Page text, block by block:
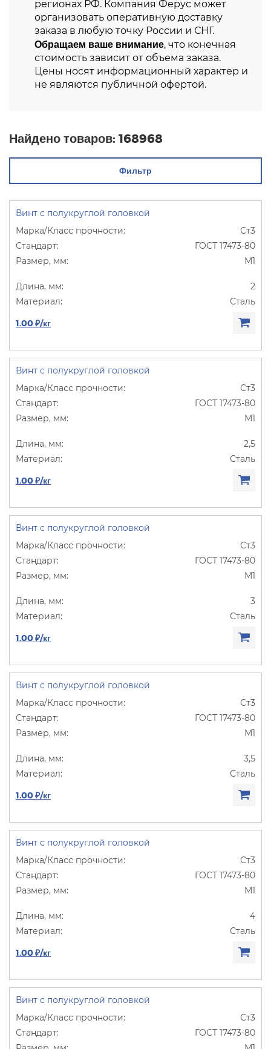
регионах РФ. Компания Ферус может
организовать оперативную доставку
заказа в любую точку России и СНГ.
Обращаем ваше внимание, что конечная
стоимость зависит от объема заказа.
Цены носят информационный характер и
не являются публичной офертой.
Найдено товаров: 168968
Фильтр
Винт с полукруглой головкой
Ст3
ГОСТ 17473-80
М1
2
Сталь
1.00 ₽/кг
Винт с полукруглой головкой
Ст3
ГОСТ 17473-80
М1
2,5
Сталь
1.00 ₽/кг
Винт с полукруглой головкой
Ст3
ГОСТ 17473-80
М1
3
Сталь
1.00 ₽/кг
Винт с полукруглой головкой
Ст3
ГОСТ 17473-80
М1
3,5
Сталь
1.00 ₽/кг
Винт с полукруглой головкой
Ст3
ГОСТ 17473-80
М1
4
Сталь
1.00 ₽/кг
Винт с полукруглой головкой
Ст3
ГОСТ 17473-80